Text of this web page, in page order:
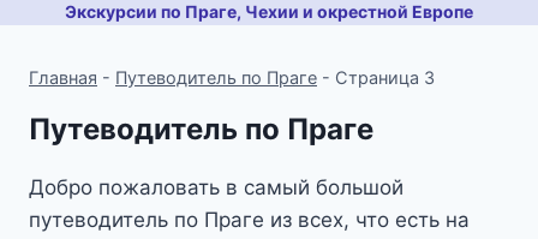
Экскурсии по Праге, Чехии и окрестной Европе
Главная - Путеводитель по Праге - Страница 3
Путеводитель по Праге
Добро пожаловать в самый большой
путеводитель по Праге из всех, что есть на